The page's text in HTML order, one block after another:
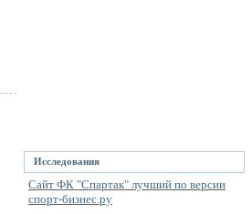
Исследования
Сайт ФК "Спартак" лучший по версии
спорт-бизнес.ру